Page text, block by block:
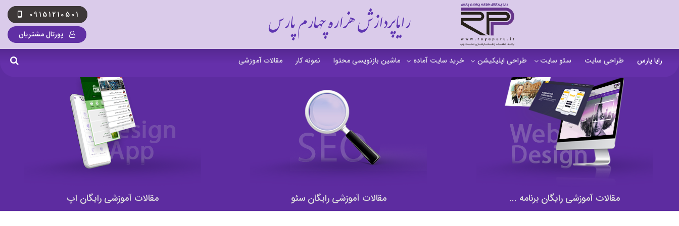
رایاپردازش هزاره چهارم پارس
09151210501
پورتال مشتریان
رایا پارس طراحی سایت سئو سایت
سفارش تولید محتوا
آنالیز سایت
آموزش سئو در مشهد
سئو خارجی و ساخت بک لینک
طراحی اپلیکیشن
اپلیکیشن b2b
اپلیکیشن فروشگاهی
اپلیکیشن آموزشی
خرید سایت آماده ماشین بازنویسی محتوا نمونه کار مقالات آموزشی
مقالات آموزشی رایگان اپ مقالات آموزشی رایگان سئو مقالات آموزشی رایگان برنامه ...